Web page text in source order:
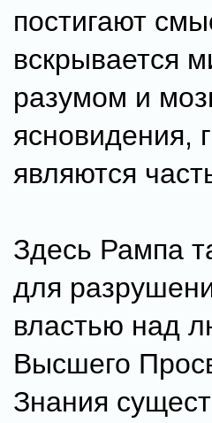
постигают
вскрывается
разумом и
ясновидения,
являются
Здесь Рампа
для
властью над
Высшего
Знания